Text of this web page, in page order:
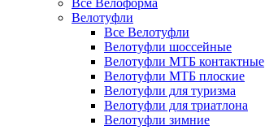
Все Велоформа
Велотуфли
Все Велотуфли
Велотуфли шоссейные
Велотуфли МТБ контактные
Велотуфли МТБ плоские
Велотуфли для туризма
Велотуфли для триатлона
Велотуфли зимние